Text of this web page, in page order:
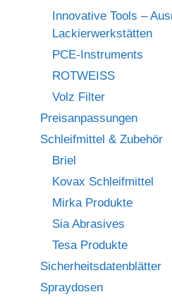
Innovative Tools –
Lackierwerkstätten
PCE-Instruments
ROTWEISS
Volz Filter
Preisanpassungen
Schleifmittel & Zubehör
Briel
Kovax Schleifmittel
Mirka Produkte
Sia Abrasives
Tesa Produkte
Sicherheitsdatenblätter
Spraydosen